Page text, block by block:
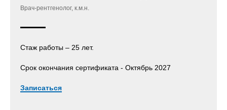
Врач-рентгенолог, к.м.н.
Стаж работы – 25 лет.
Срок окончания сертификата - Октябрь 2027
Записаться